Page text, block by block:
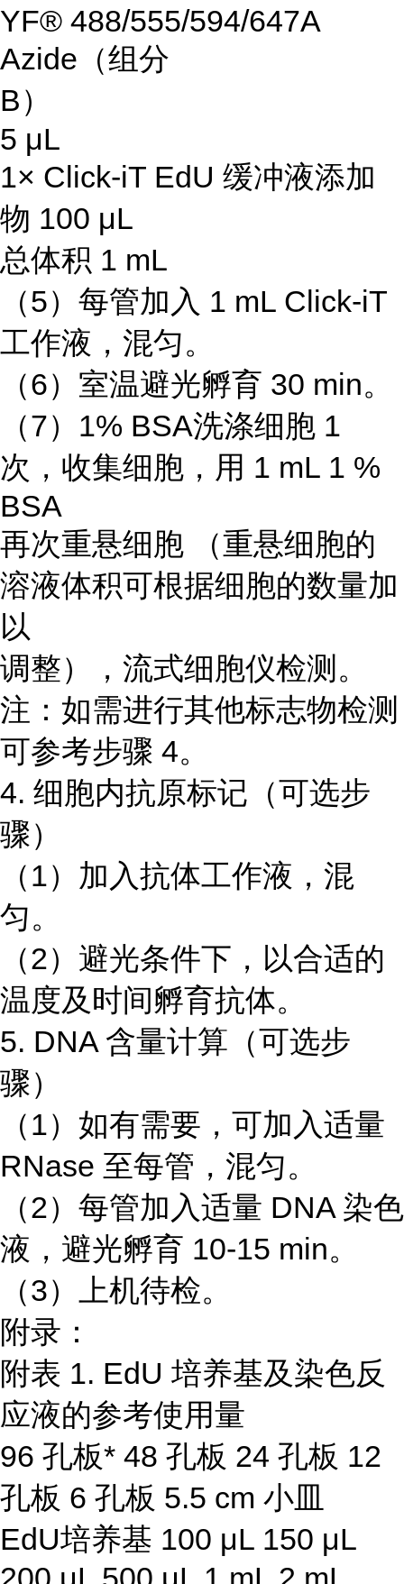
YF® 488/555/594/647A
Azide（组分
B）
5 μL
1× Click-iT EdU 缓冲液添加
物 100 μL
总体积 1 mL
（5）每管加入 1 mL Click-iT
工作液，混匀。
（6）室温避光孵育 30 min。
（7）1% BSA洗涤细胞 1
次，收集细胞，用 1 mL 1 %
BSA
再次重悬细胞 （重悬细胞的
溶液体积可根据细胞的数量加
以
调整），流式细胞仪检测。
注：如需进行其他标志物检测
可参考步骤 4。
4. 细胞内抗原标记（可选步
骤）
（1）加入抗体工作液，混
匀。
（2）避光条件下，以合适的
温度及时间孵育抗体。
5. DNA 含量计算（可选步
骤）
（1）如有需要，可加入适量
RNase 至每管，混匀。
（2）每管加入适量 DNA 染色
液，避光孵育 10-15 min。
（3）上机待检。
附录：
附表 1. EdU 培养基及染色反
应液的参考使用量
96 孔板* 48 孔板 24 孔板 12
孔板 6 孔板 5.5 cm 小皿
EdU培养基 100 μL 150 μL